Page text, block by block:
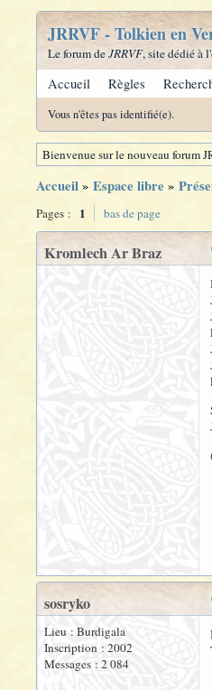
JRRVF - Tolkien en
Le forum deJRRVF, site dédié à
Accueil Règles
Vous n'êtes pas identifié(e).
Bienvenue sur le nouveau forum
Accueil» Espace libre »
Pages : 1 bas de page
Kromlech Ar Braz
sosryko
Lieu : Burdigala
Inscription : 2002
Messages : 2 084